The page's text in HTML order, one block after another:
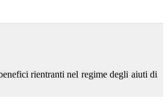
rientranti nel regime degli aiuti di